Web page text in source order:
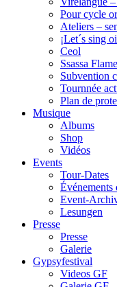
Pour cycle
Ateliers –
¡Let´s sing
Ceol
Ssassa
Subvention
Tournnée
Plan de
Musique
Albums
Shop
Vidéos
Events
Tour-Dates
Événements
Event-
Lesungen
Presse
Presse
Galerie
Gypsyfestival
Videos GF